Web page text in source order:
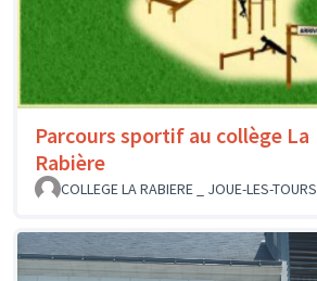
Parcours sportif au collège La
Rabière
COLLEGE LA RABIERE _ JOUE-LES-TOURS